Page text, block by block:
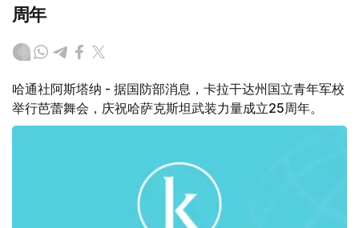
周年
哈通社阿斯塔纳 - 据国防部消息，卡拉干达州国立青年军校
举行芭蕾舞会，庆祝哈萨克斯坦武装力量成立25周年。